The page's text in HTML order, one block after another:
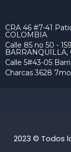
CRA 46 #7-41
COLOMBIA
Calle 85 no 50 -
Calle 5#43-05
Charcas 3628
2023 © Todos